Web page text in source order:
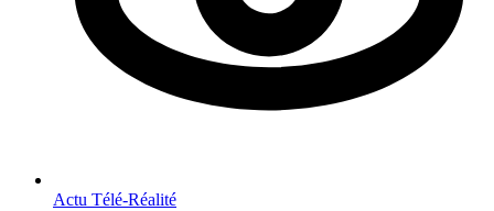
Actu Télé-Réalité